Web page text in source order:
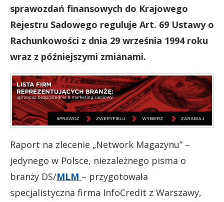
sprawozdań finansowych do Krajowego
Rejestru Sadowego reguluje Art. 69 Ustawy o
Rachunkowości z dnia 29 września 1994 roku
wraz z późniejszymi zmianami.
Raport na zlecenie „Network Magazynu” –
jedynego w Polsce, niezależnego pisma o
branży DS/MLM – przygotowała
specjalistyczna firma InfoCredit z Warszawy,